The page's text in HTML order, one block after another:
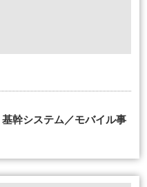
幹システム／モバイル事